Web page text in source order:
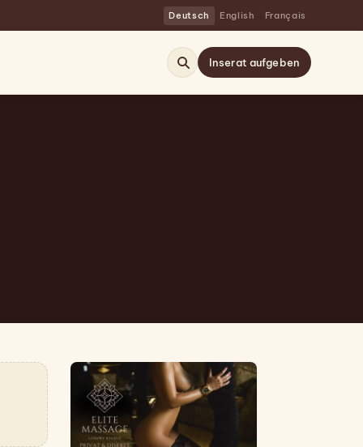
Deutsch English Français
Inserat aufgeben